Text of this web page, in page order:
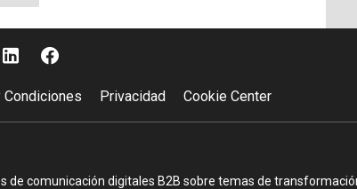
a
la
página
siguiente
Condiciones Privacidad Cookie Center
de comunicación digitales B2B sobre temas de